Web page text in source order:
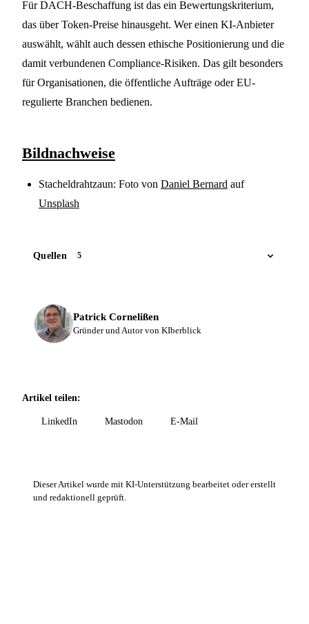
Für DACH-Beschaffung ist das ein Bewertungskriterium,
das über Token-Preise hinausgeht. Wer einen KI-Anbieter
auswählt, wählt auch dessen ethische Positionierung und die
damit verbundenen Compliance-Risiken. Das gilt besonders
für Organisationen, die öffentliche Aufträge oder EU-
regulierte Branchen bedienen.
Bildnachweise
Stacheldrahtzaun: Foto von Daniel Bernard auf
Unsplash
Quellen 5
Patrick Cornelißen
Gründer und Autor von KIberblick
Artikel teilen:
LinkedIn Mastodon E-Mail
Dieser Artikel wurde mit KI-Unterstützung bearbeitet oder erstellt
und redaktionell geprüft.